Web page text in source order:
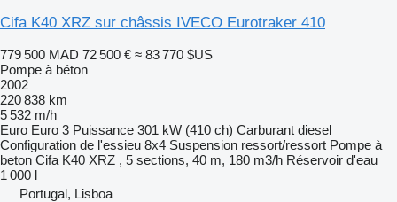
Cifa K40 XRZ sur châssis IVECO Eurotraker 410
779 500 MAD 72 500 € ≈ 83 770 $US
Pompe à béton
2002
220 838 km
5 532 m/h
Euro Euro 3 Puissance 301 kW (410 ch) Carburant diesel
Configuration de l'essieu 8x4 Suspension ressort/ressort Pompe à
beton Cifa K40 XRZ , 5 sections, 40 m, 180 m3/h Réservoir d'eau
1 000 l
Portugal, Lisboa